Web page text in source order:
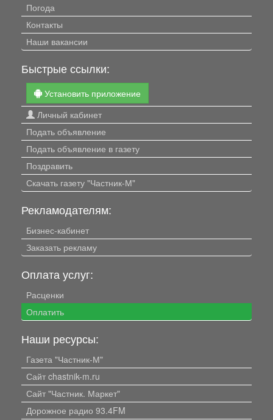
Погода
Контакты
Наши вакансии
Быстрые ссылки:
Установить приложение
Личный кабинет
Подать объявление
Подать объявление в газету
Поздравить
Скачать газету "Частник-М"
Рекламодателям:
Бизнес-кабинет
Заказать рекламу
Оплата услуг:
Расценки
Оплатить
Наши ресурсы:
Газета "Частник-М"
Сайт chastnik-m.ru
Сайт "Частник. Маркет"
Дорожное радио 93.4FM